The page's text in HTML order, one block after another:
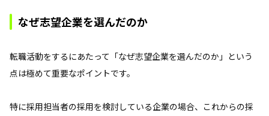
なぜ志望企業を選んだのか
転職活動をするにあたって「なぜ志望企業を選んだのか」という
点は極めて重要なポイントです。
特に採用担当者の採用を検討している企業の場合、これからの採